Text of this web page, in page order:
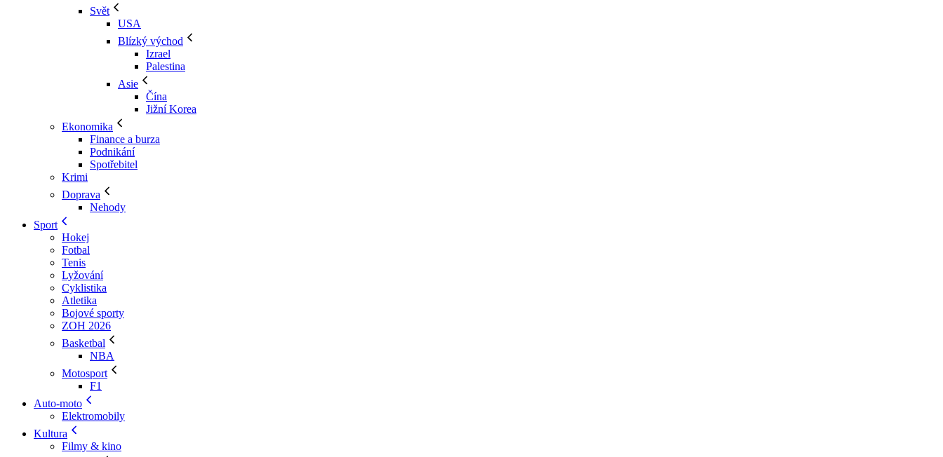
Svět
USA
Blízký východ
Izrael
Palestina
Asie
Čína
Jižní Korea
Ekonomika
Finance a burza
Podnikání
Spotřebitel
Krimi
Doprava
Nehody
Sport
Hokej
Fotbal
Tenis
Lyžování
Cyklistika
Atletika
Bojové sporty
ZOH 2026
Basketbal
NBA
Motosport
F1
Auto-moto
Elektromobily
Kultura
Filmy & kino